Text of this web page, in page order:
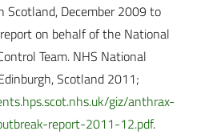
Scotland, December 2009 to
on behalf of the National
Team. NHS National
Scotland 2011;
giz/anthrax-
report-2011-12.pdf.